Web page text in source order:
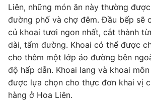
Liên, những món ăn này thường
đường phố và chợ đêm. Đầu bếp sẽ
củ khoai tươi ngon nhất, cắt thành
dài, tẩm đường. Khoai có thể được
cho thêm một lớp áo đường bên
độ hấp dẫn. Khoai lang và khoai
được lựa chọn cho thực đơn khai vị
hàng ở Hoa Liên.